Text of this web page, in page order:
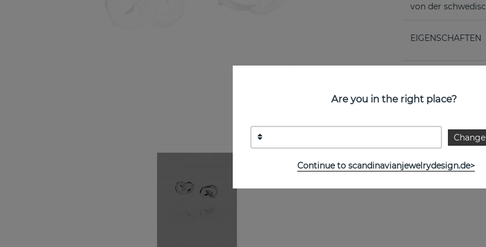
von der
EIGENSCHAFTEN
Are you in the right place?
Continue to scandinavianjewelrydesign.de>